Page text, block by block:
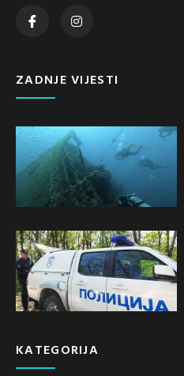
ZADNJE VIJESTI
KATEGORIJA